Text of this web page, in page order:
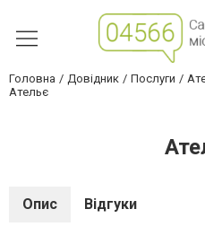
Головна Довідник Послуги
Ательє
Опис Відгуки